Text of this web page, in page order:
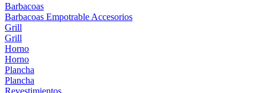
Barbacoas
Barbacoas Empotrable Accesorios
Grill
Grill
Horno
Horno
Plancha
Plancha
Revestimientos